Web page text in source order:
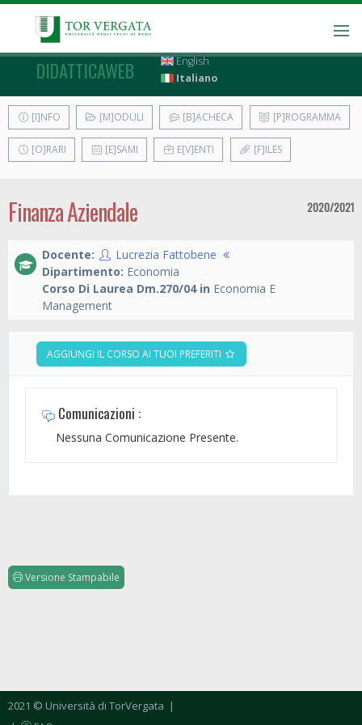
DIDATTICAWEB
English
Italiano
[I]NFO [M]ODULI [B]ACHECA [P]ROGRAMMA
[O]RARI [E]SAMI E[V]ENTI [F]ILES
Finanza Aziendale 2020/2021
Docente:
Lucrezia Fattobene
Dipartimento: Economia
Corso Di Laurea Dm.270/04 in Economia E
Management
AGGIUNGI IL CORSO AI TUOI PREFERITI
Comunicazioni :
Nessuna Comunicazione Presente.
Versione Stampabile
2021 © Università di TorVergata |